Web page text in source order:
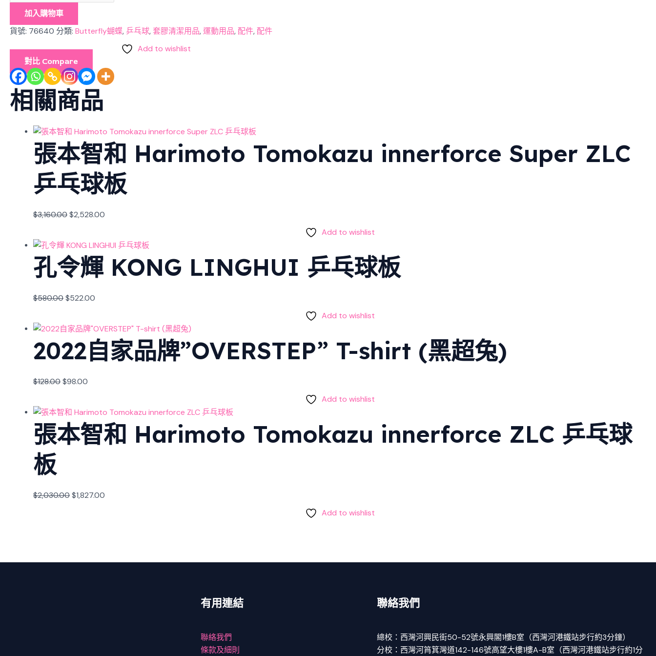
加入購物車
貨號: 76640 分類: Butterfly蝴蝶,乒乓球,套膠清潔用品,運動用品,配件,配件
Add to wishlist
對比 Compare
相關商品
張本智和 Harimoto Tomokazu innerforce Super ZLC
乒乓球板
$3,160.00$2,528.00
Add to wishlist
孔令輝 KONG LINGHUI 乒乓球板
$580.00$522.00
Add to wishlist
2022自家品牌”OVERSTEP” T-shirt (黑超兔)
$128.00$98.00
Add to wishlist
張本智和 Harimoto Tomokazu innerforce ZLC 乒乓球
板
$2,030.00$1,827.00
Add to wishlist
有用連結
聯絡我們
條款及細則
聯絡我們
總校：西灣河興民街50-52號永興閣1樓B室（西灣河港鐵站步行約3分鐘）
分校：西灣河筲箕灣道142-146號高望大樓1樓A-B室（西灣河港鐵站步行約1分